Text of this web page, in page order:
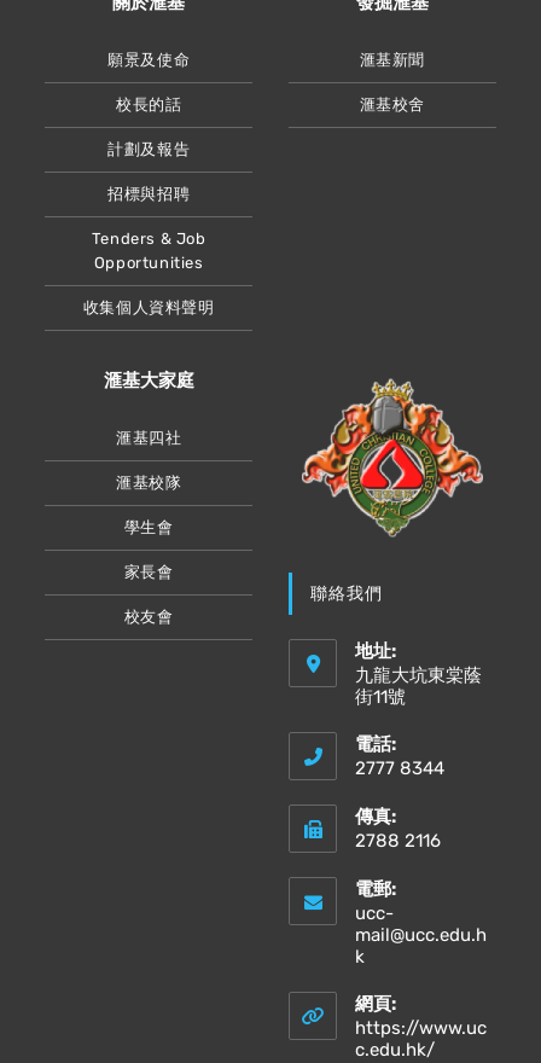
願景及使命
校長的話
計劃及報告
招標與招聘
Tenders & Job
Opportunities
收集個人資料聲明
滙基新聞
滙基校舍
滙基大家庭
滙基四社
滙基校隊
學生會
家長會
校友會
聯絡我們
地址:
九龍大坑東棠蔭
街11號
電話:
2777 8344
傳真:
2788 2116
電郵:
ucc-
mail@ucc.edu.h
k
your
application
網頁:
https://www.uc
c.edu.hk/Opens